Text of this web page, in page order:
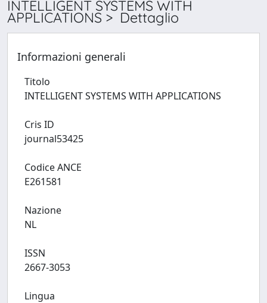
INTELLIGENT SYSTEMS WITH
APPLICATIONS > Dettaglio
Informazioni generali
Titolo
Cris ID
Codice ANCE
Nazione
ISSN
Lingua